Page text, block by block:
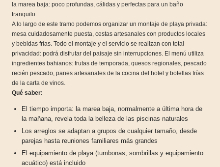
la marea baja: poco profundas, cálidas y perfectas para un baño
tranquilo.
A lo largo de este tramo podemos organizar un montaje de playa privada:
mesa cuidadosamente puesta, cestas artesanales con productos locales
y bebidas frías. Todo el montaje y el servicio se realizan con total
privacidad: podrá disfrutar del paisaje sin interrupciones. El menú utiliza
ingredientes bahianos: frutas de temporada, quesos regionales, pescado
recién pescado, panes artesanales de la cocina del hotel y botellas frías
de la carta de vinos.
Qué saber:
El tiempo importa: la marea baja, normalmente a última hora de
la mañana, revela toda la belleza de las piscinas naturales
Los arreglos se adaptan a grupos de cualquier tamaño, desde
parejas hasta reuniones familiares más grandes
El equipamiento de playa (tumbonas, sombrillas y equipamiento
acuático) está incluido